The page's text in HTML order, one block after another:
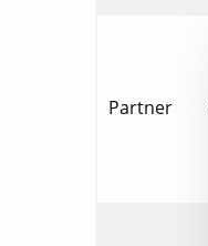
Partner